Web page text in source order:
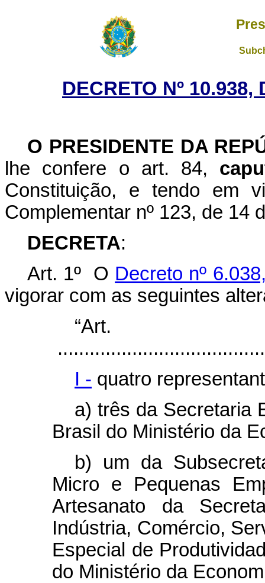
DECRETO Nº
O PRESIDENTE DA
lhe confere o art. 84,
Constituição, e tendo em
Complementar nº 123, de 14
DECRETA:
Art. 1º O Decreto nº
vigorar com as seguintes
I - quatro
a) três da Secretaria
Brasil do Ministério da
b) um da
Micro e Pequenas
Artesanato da
Indústria, Comércio,
Especial de
do Ministério da